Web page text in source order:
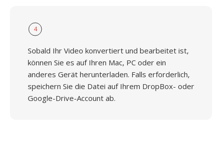
4
Sobald Ihr Video konvertiert und bearbeitet ist,
können Sie es auf Ihren Mac, PC oder ein
anderes Gerät herunterladen. Falls erforderlich,
speichern Sie die Datei auf Ihrem DropBox- oder
Google-Drive-Account ab.